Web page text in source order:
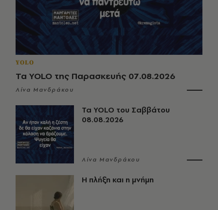
YOLO
Τα YOLO της Παρασκευής 07.08.2026
Λίνα Μανδράκου
Τα YOLO του Σαββάτου
08.08.2026
Λίνα Μανδράκου
Η πλήξη και η μνήμη